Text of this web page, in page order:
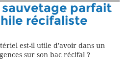
parfait
récifaliste
est-il utile d'avoir dans un
sur son bac récifal ?